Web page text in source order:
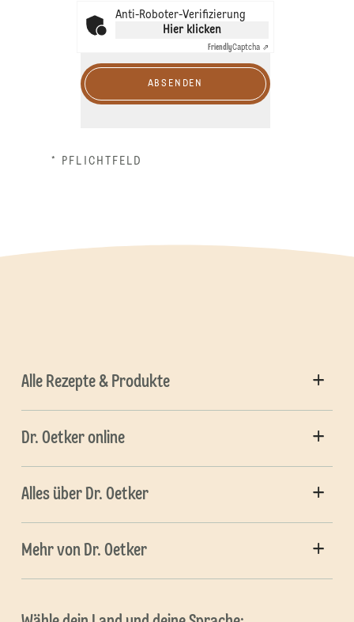
Anti-Roboter-Verifizierung
Hier klicken
FriendlyCaptcha ⇗
ABSENDEN
* PFLICHTFELD
Alle Rezepte & Produkte
Dr. Oetker online
Alles über Dr. Oetker
Mehr von Dr. Oetker